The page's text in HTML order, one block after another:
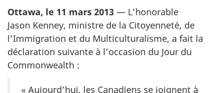
Ottawa, le 11 mars 2013 — L’honorable
Jason Kenney, ministre de la Citoyenneté, de
l’Immigration et du Multiculturalisme, a fait la
déclaration suivante à l’occasion du Jour du
Commonwealth :
« Aujourd’hui, les Canadiens se joignent à